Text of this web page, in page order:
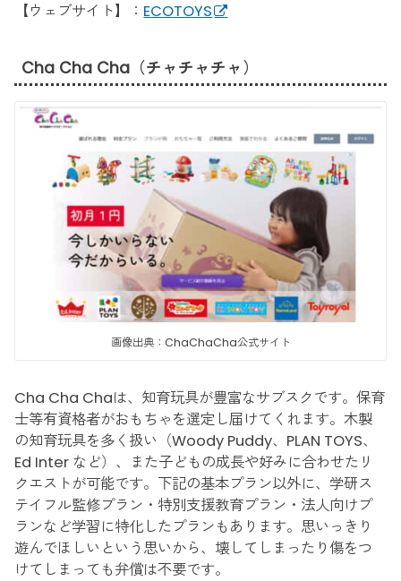
【ウェブサイト】： ECOTOYS
Cha Cha Cha（チャチャチャ）
画像出典：ChaChaCha公式サイト
Cha Cha Chaは、知育玩具が豊富なサブスクです。保育
士等有資格者がおもちゃを選定し届けてくれます。木製
の知育玩具を多く扱い（Woody Puddy、PLAN TOYS、
Ed Inter など）、また子どもの成長や好みに合わせたリ
クエストが可能です。下記の基本プラン以外に、学研ス
テイフル監修プラン・特別支援教育プラン・法人向けプ
ランなど学習に特化したプランもあります。思いっきり
遊んでほしいという思いから、壊してしまったり傷をつ
けてしまっても弁償は不要です。